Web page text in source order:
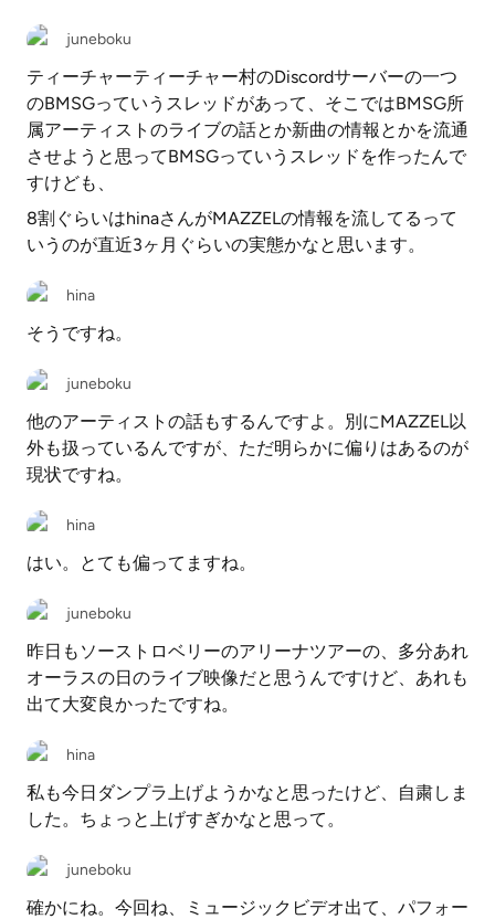
juneboku
ティーチャーティーチャー村のDiscordサーバーの一つ
のBMSGっていうスレッドがあって、そこではBMSG所
属アーティストのライブの話とか新曲の情報とかを流通
させようと思ってBMSGっていうスレッドを作ったんで
すけども、
8割ぐらいはhinaさんがMAZZELの情報を流してるって
いうのが直近3ヶ月ぐらいの実態かなと思います。
hina
そうですね。
juneboku
他のアーティストの話もするんですよ。別にMAZZEL以
外も扱っているんですが、ただ明らかに偏りはあるのが
現状ですね。
hina
はい。とても偏ってますね。
juneboku
昨日もソーストロベリーのアリーナツアーの、多分あれ
オーラスの日のライブ映像だと思うんですけど、あれも
出て大変良かったですね。
hina
私も今日ダンプラ上げようかなと思ったけど、自粛しま
した。ちょっと上げすぎかなと思って。
juneboku
確かにね。今回ね、ミュージックビデオ出て、パフォー